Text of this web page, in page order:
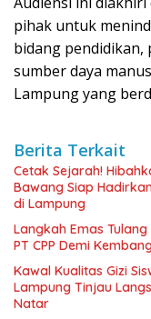
pihak untuk
bidang pendidikan,
sumber daya
Lampung yang
Berita Terkait
Cetak Sejarah!
Bawang Siap
di Lampung
Langkah Emas
PT CPP Demi
Kawal Kualitas Gizi
Lampung Tinjau
Natar